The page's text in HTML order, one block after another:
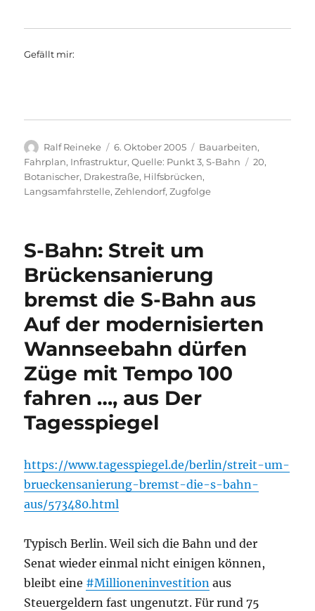
Gefällt mir:
Autor
Ralf Reineke
Veröffentlicht
am
6. Oktober 2005 Kategorien
Bauarbeiten,
Fahrplan, Infrastruktur,Quelle: Punkt 3,S-Bahn Schlagwörter
20,
Botanischer, Drakestraße, Hilfsbrücken,
Langsamfahrstelle,Zehlendorf,Zugfolge
S-Bahn: Streit um
Brückensanierung
bremst die S-Bahn aus
Auf der modernisierten
Wannseebahn dürfen
Züge mit Tempo 100
fahren …, aus Der
Tagesspiegel
https://www.tagesspiegel.de/berlin/streit-um-
brueckensanierung-bremst-die-s-bahn-
aus/573480.html
Typisch Berlin. Weil sich die Bahn und der
Senat wieder einmal nicht einigen können,
bleibt eine #Millioneninvestition aus
Steuergeldern fast ungenutzt. Für rund 75